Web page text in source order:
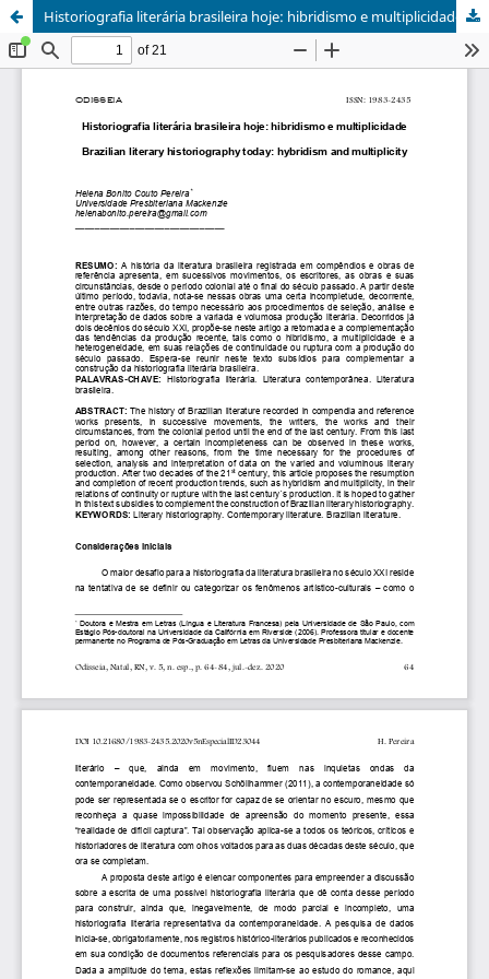
Historiografia literária brasileira hoje: hibridismo e multiplicidade